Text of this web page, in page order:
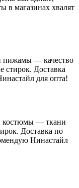
в магазинах хвалят
пижамы — качество
стирок. Доставка
для опта!
костюмы — ткани
Доставка по
Нинастайл